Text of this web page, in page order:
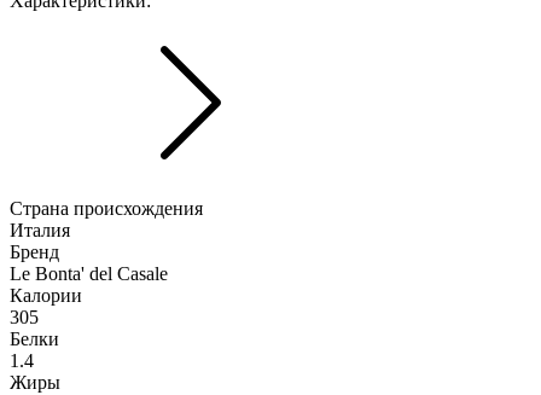
Страна происхождения
Италия
Бренд
Le Bonta' del Casale
Калории
305
Белки
1.4
Жиры